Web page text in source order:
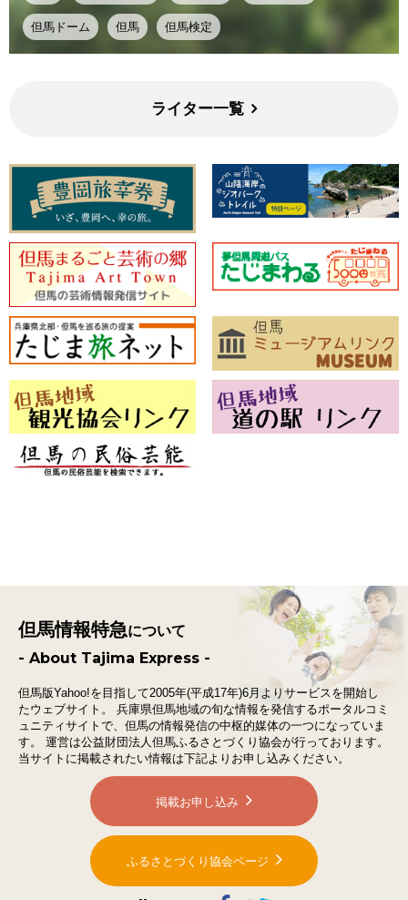
但馬ドーム 但馬 但馬検定
ライター一覧
但馬情報特急について
- About Tajima Express -
但馬版Yahoo!を目指して2005年(平成17年)6月よりサービスを開始し
たウェブサイト。
兵庫県但馬地域の旬な情報を発信するポータルコミ
ュニティサイトで、 但馬の情報発信の中枢的媒体の一つになっていま
す。
運営は公益財団法人但馬ふるさとづくり協会が行っております。
当サイトに掲載されたい情報は下記よりお申し込みください。
掲載お申し込み
ふるさとづくり協会ページ